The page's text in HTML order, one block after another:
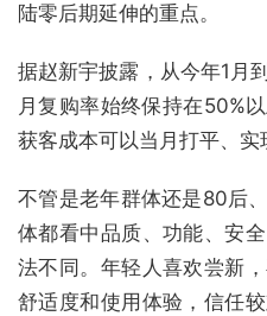
陆零后期延伸的重点。
据赵新宇披露，从今年1月
月复购率始终保持在50%
获客成本可以当月打平、实
不管是老年群体还是80后
体都看中品质、功能、安
法不同。年轻人喜欢尝新
舒适度和使用体验，信任